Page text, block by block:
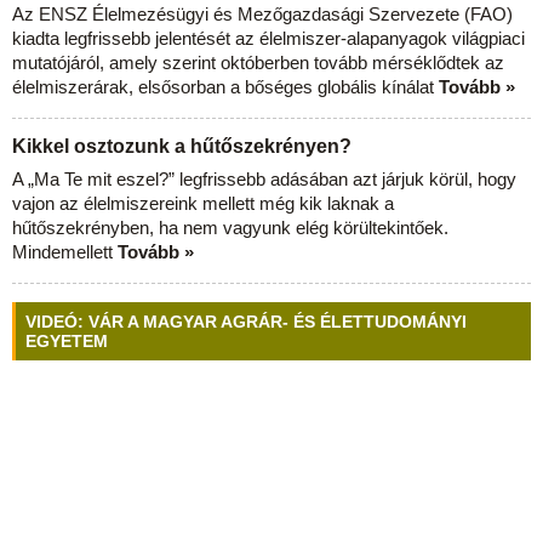
Az ENSZ Élelmezésügyi és Mezőgazdasági Szervezete (FAO)
kiadta legfrissebb jelentését az élelmiszer-alapanyagok világpiaci
mutatójáról, amely szerint októberben tovább mérséklődtek az
élelmiszerárak, elsősorban a bőséges globális kínálat Tovább »
Kikkel osztozunk a hűtőszekrényen?
A „Ma Te mit eszel?” legfrissebb adásában azt járjuk körül, hogy
vajon az élelmiszereink mellett még kik laknak a
hűtőszekrényben, ha nem vagyunk elég körültekintőek.
Mindemellett Tovább »
VIDEÓ: VÁR A MAGYAR AGRÁR- ÉS ÉLETTUDOMÁNYI
EGYETEM